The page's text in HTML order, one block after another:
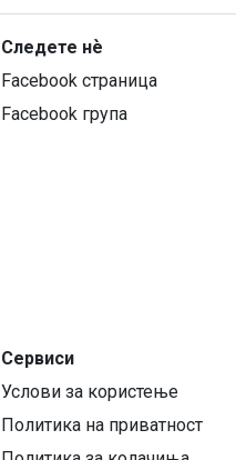
Следете нѐ
Facebook страница
Facebook група
Сервиси
Услови за користење
Политика на приватност